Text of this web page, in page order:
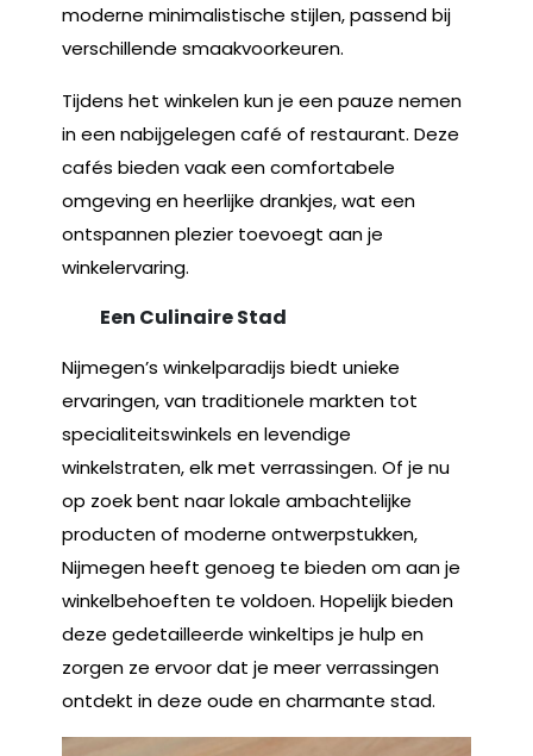
moderne minimalistische stijlen, passend bij
verschillende smaakvoorkeuren.
Tijdens het winkelen kun je een pauze nemen
in een nabijgelegen café of restaurant. Deze
cafés bieden vaak een comfortabele
omgeving en heerlijke drankjes, wat een
ontspannen plezier toevoegt aan je
winkelervaring.
Een Culinaire Stad
Nijmegen’s winkelparadijs biedt unieke
ervaringen, van traditionele markten tot
specialiteitswinkels en levendige
winkelstraten, elk met verrassingen. Of je nu
op zoek bent naar lokale ambachtelijke
producten of moderne ontwerpstukken,
Nijmegen heeft genoeg te bieden om aan je
winkelbehoeften te voldoen. Hopelijk bieden
deze gedetailleerde winkeltips je hulp en
zorgen ze ervoor dat je meer verrassingen
ontdekt in deze oude en charmante stad.